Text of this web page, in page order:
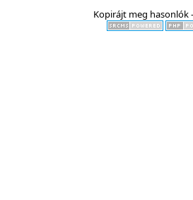
Kopirájt meg hasonlók